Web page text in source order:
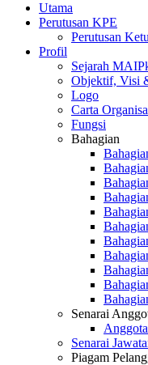
Utama
Perutusan KPE
Perutusan
Profil
Sejarah
Objektif, Visi
Logo
Carta
Fungsi
Bahagian
Senarai
Senarai
Piagam